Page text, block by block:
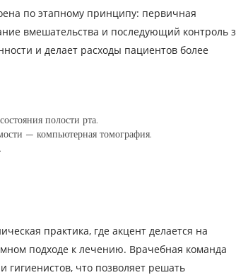
по этапному принципу: первичная
вмешательства и последующий контроль
и делает расходы пациентов более
полости рта.
— компьютерная томография.
практика, где акцент делается на
подходе к лечению. Врачебная команда
гигиенистов, что позволяет решать